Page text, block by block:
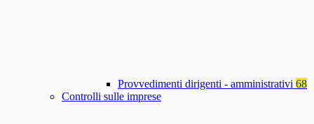
Provvedimenti dirigenti - amministrativi 68
Controlli sulle imprese